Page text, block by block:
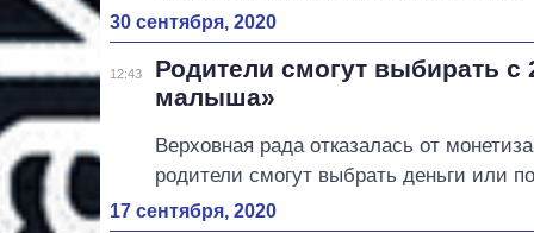
30 сентября, 2020
12:43
Родители смогут выбирать с
малыша»
Верховная рада отказалась от
родители смогут выбрать деньги или
17 сентября, 2020